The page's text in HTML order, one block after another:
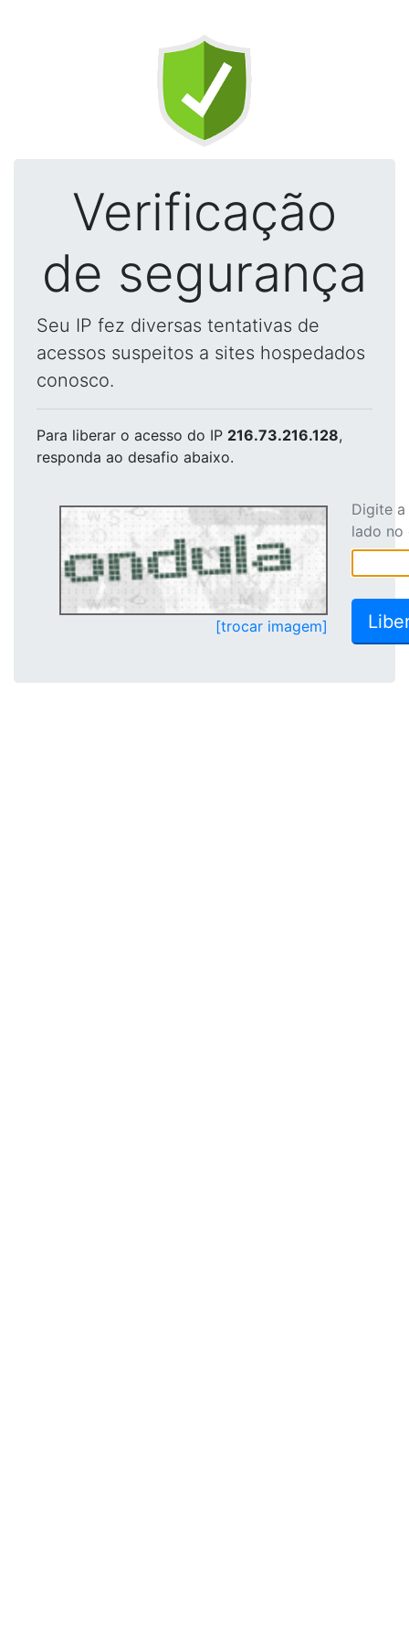
Verificação
de segurança
Seu IP fez diversas tentativas de
acessos suspeitos a sites hospedados
conosco.
Para liberar o acesso do IP 216.73.216.128,
responda ao desafio abaixo.
[trocar imagem]
Digite
lado no